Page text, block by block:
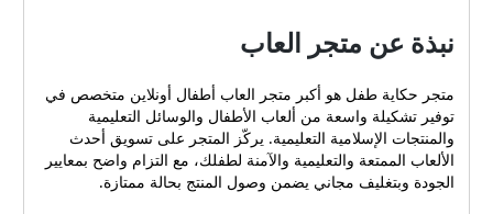
نبذة عن متجر العاب
متجر حكاية طفل هو أكبر متجر العاب أطفال أونلاين متخصص في
توفير تشكيلة واسعة من ألعاب الأطفال والوسائل التعليمية
والمنتجات الإسلامية التعليمية. يركّز المتجر على تسويق أحدث
الألعاب الممتعة والتعليمية والآمنة لطفلك، مع التزام واضح بمعايير
الجودة وبتغليف مجاني يضمن وصول المنتج بحالة ممتازة.